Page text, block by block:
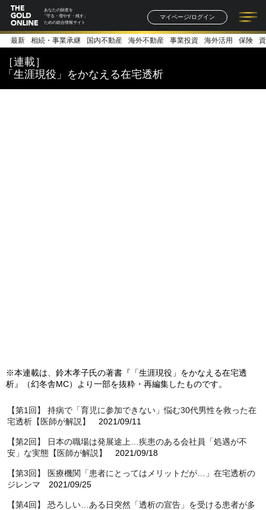
あなたの財産を
「守る・増やす・残す」
ための総合情報サイト
マイページ/ログイン
記事一覧 連載一覧
著者一覧 書籍一覧
最新 相続・事業承継 国内不動産 海外不動産 事業投資 海外活用 保険
［連載］
「生涯現役」をかなえる在宅透析
※本連載は、鈴木孝子氏の著書『「生涯現役」をかなえる在宅透
析』（幻冬舎MC）より一部を抜粋・再編集したものです。
【第1回】 持病で「育児に参加できない」悩む30代男性を救った在
宅透析【医師が解説】
2021/09/11
【第2回】 日本の職場は発展途上…疾患のある会社員「処遇が不
安」な実態【医師が解説】
2021/09/18
【第3回】 医療機関「患者にとってはメリットだが…」在宅透析の
ジレンマ 2021/09/25
【第4回】 恐ろしい…ある日突然「透析の宣告」を受ける患者が多